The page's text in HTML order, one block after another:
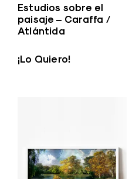
Estudios sobre el
paisaje – Caraffa /
Atlántida
¡Lo Quiero!